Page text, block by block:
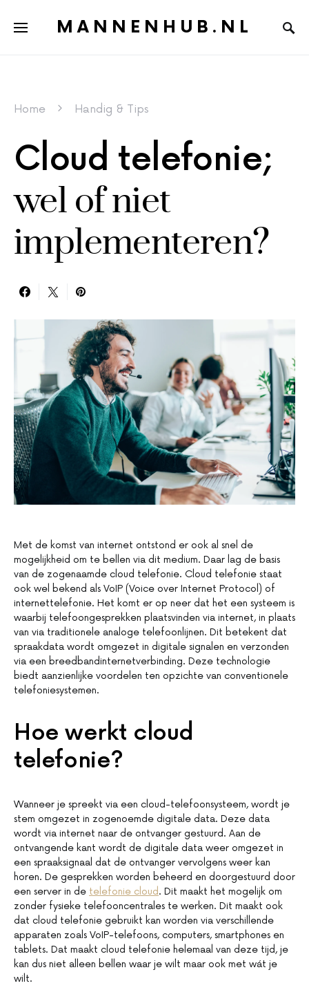
MANNENHUB.NL
Home Handig & Tips
Cloud telefonie;
wel of niet
implementeren?
Met de komst van internet ontstond er ook al snel de
mogelijkheid om te bellen via dit medium. Daar lag de basis
van de zogenaamde cloud telefonie. Cloud telefonie staat
ook wel bekend als VoIP (Voice over Internet Protocol) of
internettelefonie. Het komt er op neer dat het een systeem is
waarbij telefoongesprekken plaatsvinden via internet, in plaats
van via traditionele analoge telefoonlijnen. Dit betekent dat
spraakdata wordt omgezet in digitale signalen en verzonden
via een breedbandinternetverbinding. Deze technologie
biedt aanzienlijke voordelen ten opzichte van conventionele
telefoniesystemen.
Hoe werkt cloud
telefonie?
Wanneer je spreekt via een cloud-telefoonsysteem, wordt je
stem omgezet in zogenoemde digitale data. Deze data
wordt via internet naar de ontvanger gestuurd. Aan de
ontvangende kant wordt de digitale data weer omgezet in
een spraaksignaal dat de ontvanger vervolgens weer kan
horen. De gesprekken worden beheerd en doorgestuurd door
een server in de telefonie cloud. Dit maakt het mogelijk om
zonder fysieke telefooncentrales te werken. Dit maakt ook
dat cloud telefonie gebruikt kan worden via verschillende
apparaten zoals VoIP-telefoons, computers, smartphones en
tablets. Dat maakt cloud telefonie helemaal van deze tijd, je
kan dus niet alleen bellen waar je wilt maar ook met wát je
wilt.